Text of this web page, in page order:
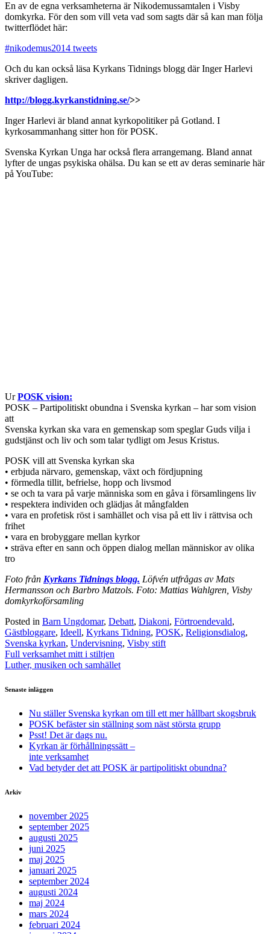
En av de egna verksamheterna är Nikodemussamtalen i Visby
domkyrka. För den som vill veta vad som sagts där så kan man följa
twitterflödet här:
#nikodemus2014 tweets
Och du kan också läsa Kyrkans Tidnings blogg där Inger Harlevi
skriver dagligen.
http://blogg.kyrkanstidning.se/>>
Inger Harlevi är bland annat kyrkopolitiker på Gotland. I
kyrkosammanhang sitter hon för POSK.
Svenska Kyrkan Unga har också flera arrangemang. Bland annat
lyfter de ungas psykiska ohälsa. Du kan se ett av deras seminarie här
på YouTube:
UrPOSK vision:
POSK – Partipolitiskt obundna i Svenska kyrkan – har som vision
att
Svenska kyrkan ska vara en gemenskap som speglar Guds vilja i
gudstjänst och liv och som talar tydligt om Jesus Kristus.
POSK vill att Svenska kyrkan ska
• erbjuda närvaro, gemenskap, växt och fördjupning
• förmedla tillit, befrielse, hopp och livsmod
• se och ta vara på varje människa som en gåva i församlingens liv
• respektera individen och glädjas åt mångfalden
• vara en profetisk röst i samhället och visa på ett liv i rättvisa och
frihet
• vara en brobyggare mellan kyrkor
• sträva efter en sann och öppen dialog mellan människor av olika
tro
Foto från Kyrkans Tidnings blogg. Löfvén utfrågas av Mats
Hermansson och Barbro Matzols. Foto: Mattias Wahlgren, Visby
domkyrkoförsamling
Posted in Barn Ungdomar, Debatt, Diakoni, Förtroendevald,
Gästbloggare, Ideell, Kyrkans Tidning, POSK, Religionsdialog,
Svenska kyrkan, Undervisning, Visby stift
Inläggsnavigering
Full verksamhet mitt i stiltjen
Luther, musiken och samhället
Senaste inläggen
Nu ställer Svenska kyrkan om till ett mer hållbart skogsbruk
POSK befäster sin ställning som näst största grupp
Psst! Det är dags nu.
Kyrkan är förhållningssätt –
inte verksamhet
Vad betyder det att POSK är partipolitiskt obundna?
Arkiv
november 2025
september 2025
augusti 2025
juni 2025
maj 2025
januari 2025
september 2024
augusti 2024
maj 2024
mars 2024
februari 2024